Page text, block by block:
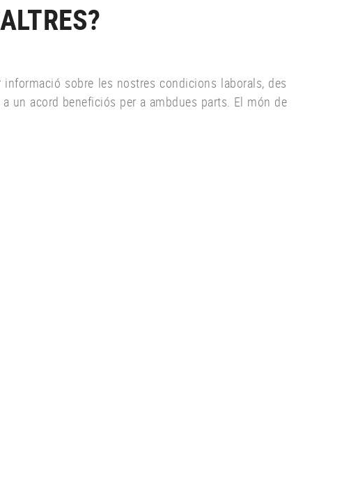
sobre les nostres condicions laborals, des
un acord beneficiós per a ambdues parts. El món de